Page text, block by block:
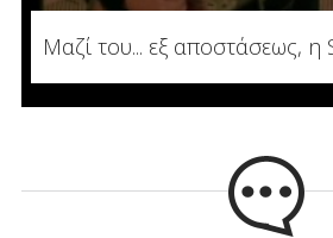
Μαζί του... εξ αποστάσεως, η